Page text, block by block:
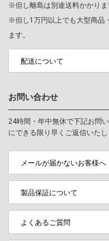
※但し離島は別途送料かかりま
※但し1万円以上でも大型商品
ます。
配送について
お問い合わせ
24時間・年中無休で下記お問
にできる限り早くご返信いた
メールが届かないお客様へ
製品保証について
よくあるご質問